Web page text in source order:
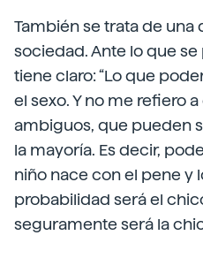
También se trata de una
sociedad. Ante lo que
tiene claro: “Lo que
el sexo. Y no me refiero
ambiguos, que pueden
la mayoría. Es decir,
niño nace con el pene y
probabilidad será el
seguramente será la